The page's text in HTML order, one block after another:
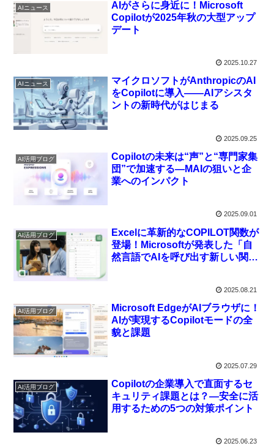
AIニュース
AIがさらに身近に！Microsoft
Copilotが2025年秋の大型アップ
デート
2025.10.27
AIニュース
マイクロソフトがAnthropicのAI
をCopilotに導入――AIアシスタ
ントの新時代がはじまる
2025.09.25
AI活用ブログ
Copilotの未来は“声”と“専門家集
団”で加速する—MAIの狙いと企
業へのインパクト
2025.09.01
AI活用ブログ
Excelに革新的なCOPILOT関数が
登場！Microsoftが発表した「自
然言語でAIを呼び出す新しい関
2025.08.21
AI活用ブログ
Microsoft EdgeがAIブラウザに！
AIが実現するCopilotモードの全
貌と課題
2025.07.29
AI活用ブログ
Copilotの企業導入で直面するセ
キュリティ課題とは？―安全に活
用するための5つの対策ポイント
2025.06.23